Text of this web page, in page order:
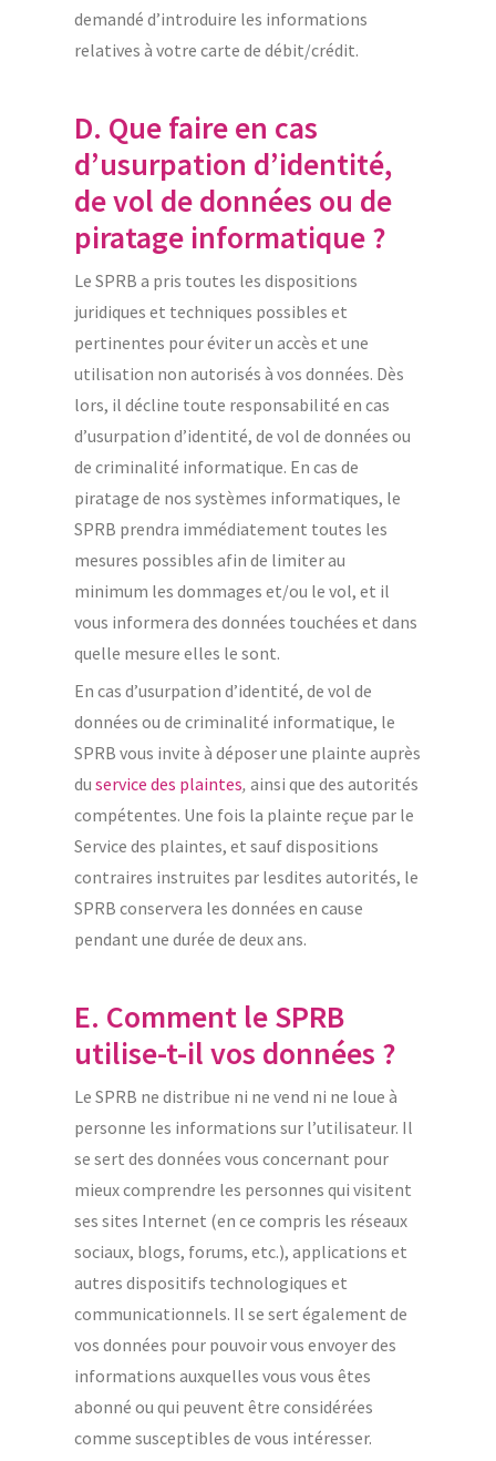
demandé d’introduire les informations
relatives à votre carte de débit/crédit.
D. Que faire en cas
d’usurpation d’identité,
de vol de données ou de
piratage informatique ?
Le SPRB a pris toutes les dispositions
juridiques et techniques possibles et
pertinentes pour éviter un accès et une
utilisation non autorisés à vos données. Dès
lors, il décline toute responsabilité en cas
d’usurpation d’identité, de vol de données ou
de criminalité informatique. En cas de
piratage de nos systèmes informatiques, le
SPRB prendra immédiatement toutes les
mesures possibles afin de limiter au
minimum les dommages et/ou le vol, et il
vous informera des données touchées et dans
quelle mesure elles le sont.
En cas d’usurpation d’identité, de vol de
données ou de criminalité informatique, le
SPRB vous invite à déposer une plainte auprès
du service des plaintes, ainsi que des autorités
compétentes. Une fois la plainte reçue par le
Service des plaintes, et sauf dispositions
contraires instruites par lesdites autorités, le
SPRB conservera les données en cause
pendant une durée de deux ans.
E. Comment le SPRB
utilise-t-il vos données ?
Le SPRB ne distribue ni ne vend ni ne loue à
personne les informations sur l’utilisateur. Il
se sert des données vous concernant pour
mieux comprendre les personnes qui visitent
ses sites Internet (en ce compris les réseaux
sociaux, blogs, forums, etc.), applications et
autres dispositifs technologiques et
communicationnels. Il se sert également de
vos données pour pouvoir vous envoyer des
informations auxquelles vous vous êtes
abonné ou qui peuvent être considérées
comme susceptibles de vous intéresser.